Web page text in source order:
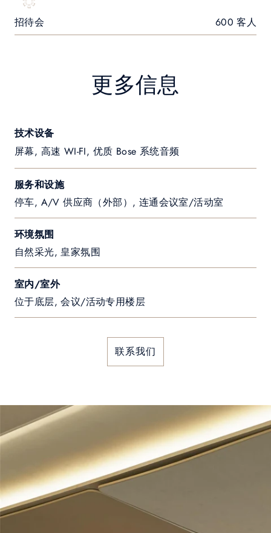
招待会 600 客人
更多信息
技术设备
屏幕, 高速 WI-FI, 优质 Bose 系统音频
服务和设施
停车, A/V 供应商（外部）, 连通会议室/活动室
环境氛围
自然采光, 皇家氛围
室内/室外
位于底层, 会议/活动专用楼层
联系我们